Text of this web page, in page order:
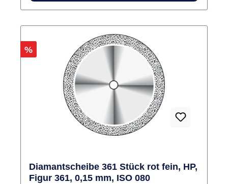
Rabatt
%
Diamantscheibe 361 Stück rot fein, HP,
Figur 361, 0,15 mm, ISO 080